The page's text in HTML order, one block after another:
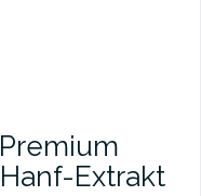
Extrakt